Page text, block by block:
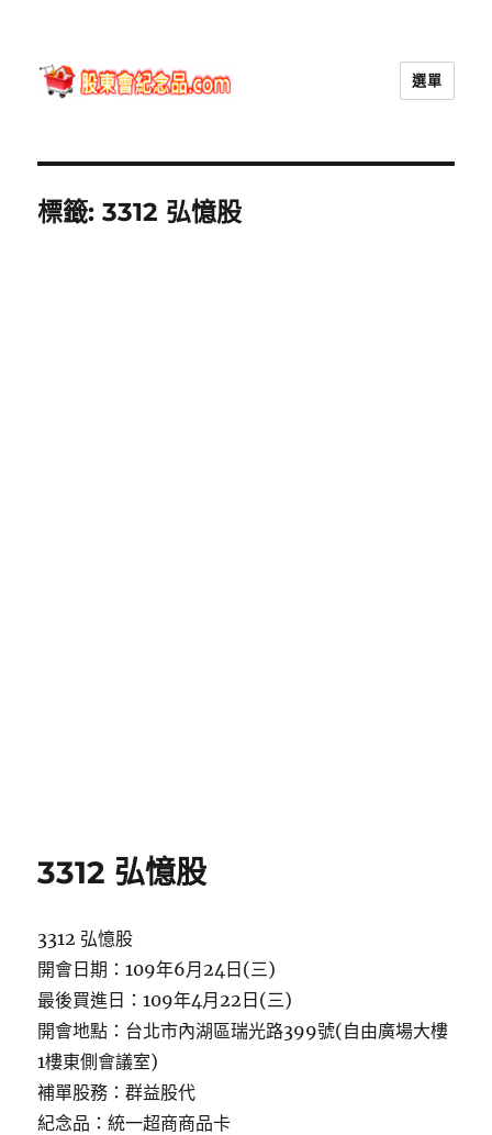
選單
標籤:3312 弘憶股
3312 弘憶股
3312 弘憶股
開會日期：109年6月24日(三)
最後買進日：109年4月22日(三)
開會地點：台北市內湖區瑞光路399號(自由廣場大樓
1樓東側會議室)
補單股務：群益股代
紀念品：統一超商商品卡